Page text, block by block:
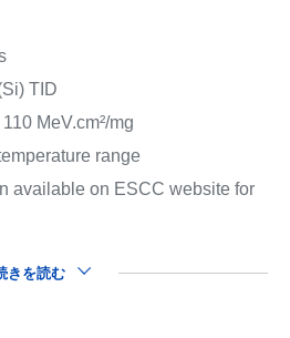
TID
MeV.cm²/mg
range
available on ESCC website for
きを読む